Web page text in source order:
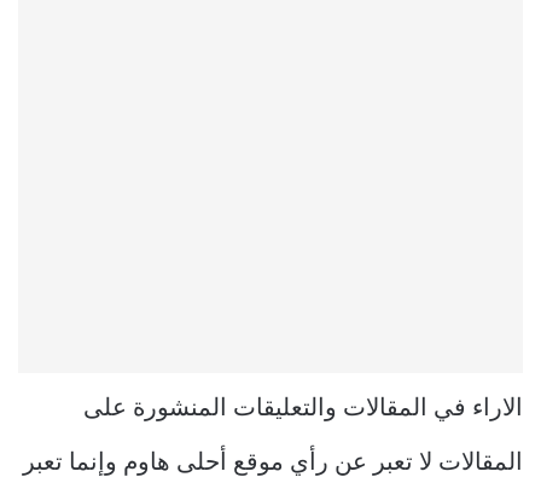
الاراء في المقالات والتعليقات المنشورة على
المقالات لا تعبر عن رأي موقع أحلى هاوم وإنما تعبر